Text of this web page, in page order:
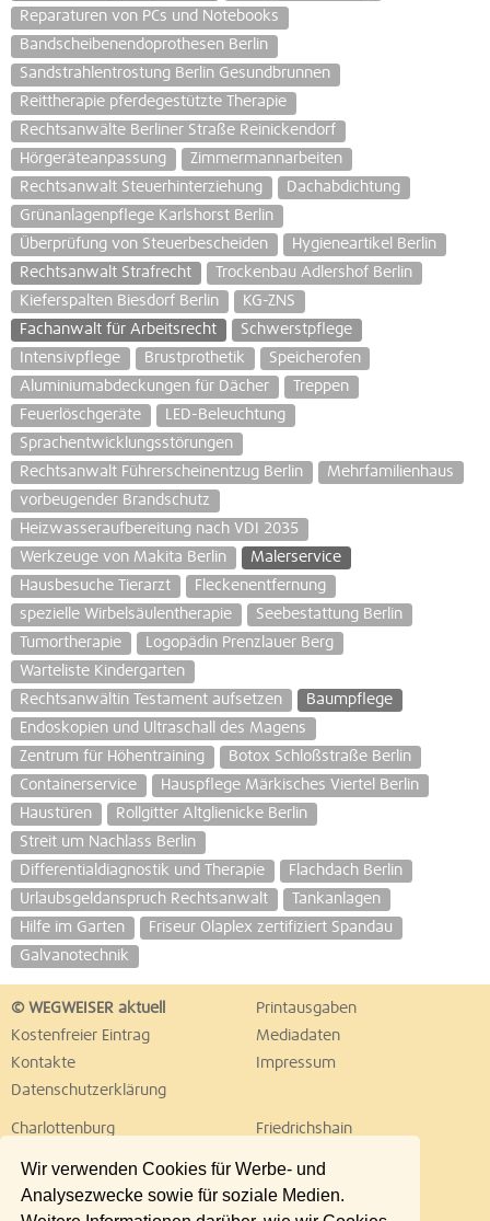
Wir verwenden Cookies für Werbe- und
Analysezwecke sowie für soziale Medien.
Reparaturen von PCs und Notebooks
Bandscheibenendoprothesen Berlin
Sandstrahlentrostung Berlin Gesundbrunnen
Reittherapie pferdegestützte Therapie
Rechtsanwälte Berliner Straße Reinickendorf
Hörgeräteanpassung
Zimmermannarbeiten
Rechtsanwalt Steuerhinterziehung
Dachabdichtung
Grünanlagenpflege Karlshorst Berlin
Überprüfung von Steuerbescheiden
Hygieneartikel Berlin
Rechtsanwalt Strafrecht
Trockenbau Adlershof Berlin
Kieferspalten Biesdorf Berlin
KG-ZNS
Fachanwalt für Arbeitsrecht
Schwerstpflege
Intensivpflege
Brustprothetik
Speicherofen
Aluminiumabdeckungen für Dächer
Treppen
Feuerlöschgeräte
LED-Beleuchtung
Sprachentwicklungsstörungen
Rechtsanwalt Führerscheinentzug Berlin
Mehrfamilienhaus
vorbeugender Brandschutz
Heizwasseraufbereitung nach VDI 2035
Werkzeuge von Makita Berlin
Malerservice
Hausbesuche Tierarzt
Fleckenentfernung
spezielle Wirbelsäulentherapie
Seebestattung Berlin
Tumortherapie
Logopädin Prenzlauer Berg
Warteliste Kindergarten
Rechtsanwältin Testament aufsetzen
Baumpflege
Endoskopien und Ultraschall des Magens
Zentrum für Höhentraining
Botox Schloßstraße Berlin
Containerservice
Hauspflege Märkisches Viertel Berlin
Haustüren
Rollgitter Altglienicke Berlin
Streit um Nachlass Berlin
Differentialdiagnostik und Therapie
Flachdach Berlin
Urlaubsgeldanspruch Rechtsanwalt
Tankanlagen
Hilfe im Garten
Friseur Olaplex zertifiziert Spandau
Galvanotechnik
© WEGWEISER aktuell
Printausgaben
Kostenfreier Eintrag
Mediadaten
Kontakte
Impressum
Datenschutzerklärung
Charlottenburg
Friedrichshain
Lichtenberg
Marzahn